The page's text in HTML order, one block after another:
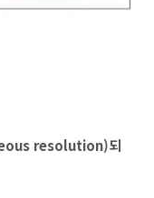
resolution)되